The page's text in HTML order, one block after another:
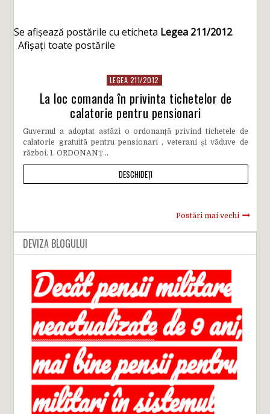
Se afișează postările cu eticheta Legea 211/2012.
Afișați toate postările
LEGEA 211/2012
La loc comanda în privinta tichetelor de
calatorie pentru pensionari
Guvernul a adoptat astăzi o ordonanță privind tichetele de
calatorie gratuită pentru pensionari , veterani și văduve de
război. 1. ORDONANȚ...
DESCHIDEȚI
Postări mai vechi
DEVIZA BLOGULUI